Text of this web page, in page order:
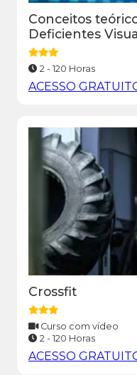
Conceitos
Deficientes
2 - 120 Horas
ACESSO
Crossfit
Curso com vídeo
2 - 120 Horas
ACESSO